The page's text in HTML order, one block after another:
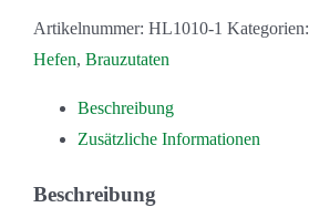
Ale
Yeast
Menge
Artikelnummer: HL1010-1 Kategorien:
Hefen, Brauzutaten
Beschreibung
Zusätzliche Informationen
Beschreibung